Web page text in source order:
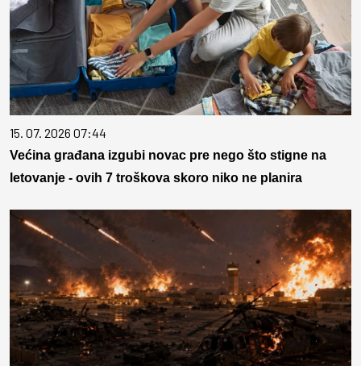
15. 07. 2026 07:44
Većina građana izgubi novac pre nego što stigne na
letovanje - ovih 7 troškova skoro niko ne planira